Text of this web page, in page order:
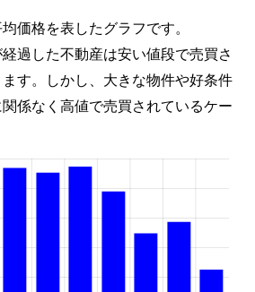
価格を表したグラフです。
過した不動産は安い値段で売買さ
す。しかし、大きな物件や好条件
係なく高値で売買されているケー